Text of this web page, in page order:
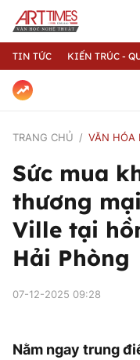
TIN TỨC KIẾN TRÚC -
TRANG CHỦ VĂN HÓA
Sức mua
thương
Ville tại
Hải Phòng
07-12-2025 09:28
Nằm ngay trung